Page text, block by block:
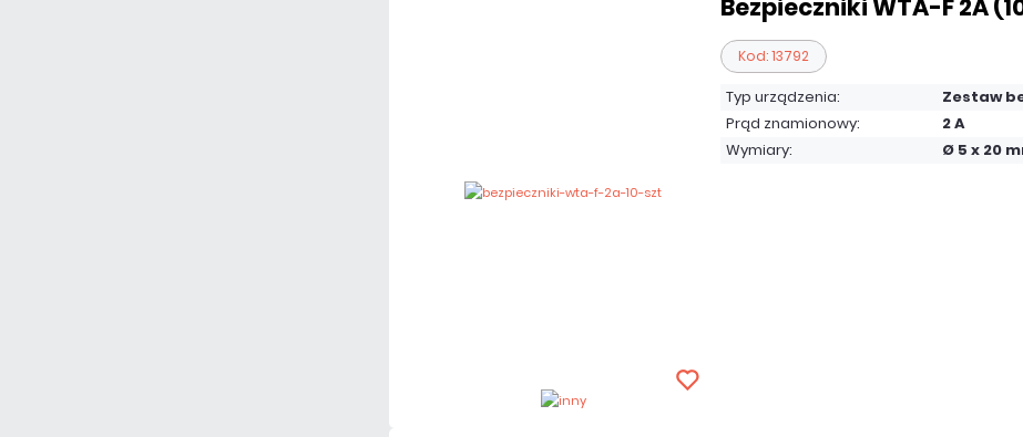
Bezpieczniki WTA-F 2A
Kod: 13792
Typ urządzenia:
Zestaw
Prąd znamionowy:
2 A
Wymiary:
Ø 5 x 20